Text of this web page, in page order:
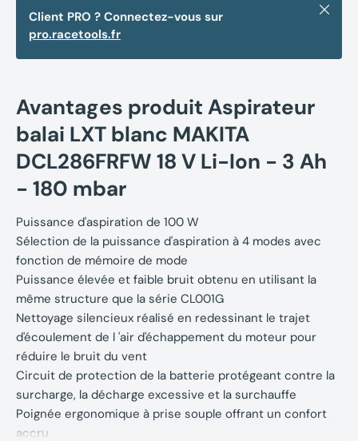
Client PRO ? Connectez-vous sur
pro.racetools.fr
Fermer
Avantages produit Aspirateur
balai LXT blanc MAKITA
DCL286FRFW 18 V Li-Ion - 3 Ah
- 180 mbar
Puissance d'aspiration de 100 W
Sélection de la puissance d'aspiration à 4 modes avec
fonction de mémoire de mode
Puissance élevée et faible bruit obtenu en utilisant la
même structure que la série CL001G
Nettoyage silencieux réalisé en redessinant le trajet
d'écoulement de l 'air d'échappement du moteur pour
réduire le bruit du vent
Circuit de protection de la batterie protégeant contre la
surcharge, la décharge excessive et la surchauffe
Poignée ergonomique à prise souple offrant un confort
accru